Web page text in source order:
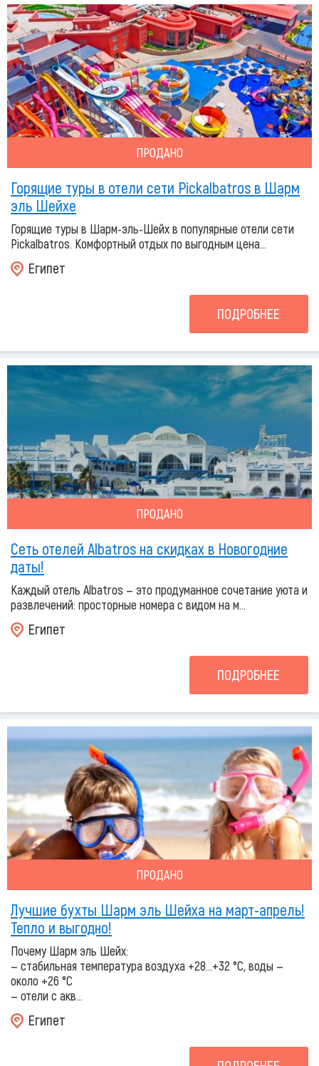
ПРОДАНО
Горящие туры в отели сети Pickalbatros в Шарм
эль Шейхе
Горящие туры в Шарм-эль-Шейх в популярные отели сети
Pickalbatros. Комфортный отдых по выгодным цена...
Египет
ПОДРОБНЕЕ
ПРОДАНО
Сеть отелей Albatros на скидках в Новогодние
даты!
Каждый отель Albatros — это продуманное сочетание уюта и
развлечений: просторные номера с видом на м...
Египет
ПОДРОБНЕЕ
ПРОДАНО
Лучшие бухты Шарм эль Шейха на март-апрель!
Тепло и выгодно!
Почему Шарм эль Шейх:
— стабильная температура воздуха +28…+32 °C, воды —
около +26 °C
— отели с акв...
Египет